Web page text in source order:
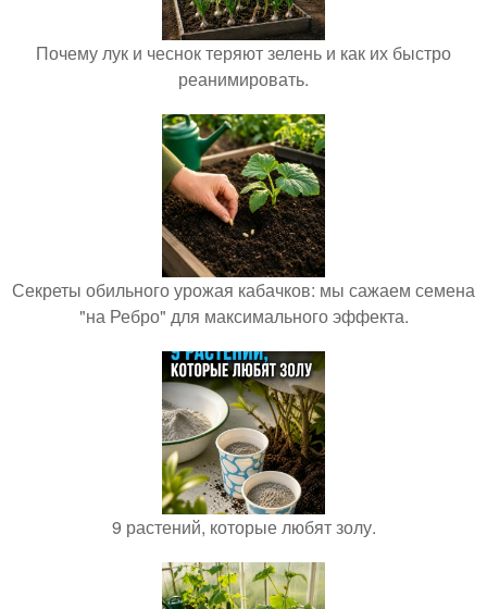
Почему лук и чеснок теряют зелень и как их быстро
реанимировать.
Секреты обильного урожая кабачков: мы сажаем семена
"на Ребро" для максимального эффекта.
9 растений, которые любят золу.